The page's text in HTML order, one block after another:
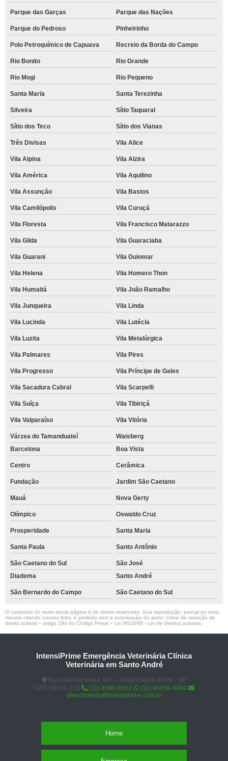
Parque das Garças Parque das Nações
Parque do Pedroso Pinheirinho
Polo Petroquímico de Capuava Recreio da Borda do Campo
Rio Bonito Rio Grande
Rio Mogi Rio Pequeno
Santa Maria Santa Terezinha
Silveira Sítio Taquaral
Sítio dos Teco Sítio dos Vianas
Três Divisas Vila Alice
Vila Alpina Vila Alzira
Vila América Vila Aquilino
Vila Assunção Vila Bastos
Vila Camilópolis Vila Curuçá
Vila Floresta Vila Francisco Matarazzo
Vila Gilda Vila Guaraciaba
Vila Guarani Vila Guiomar
Vila Helena Vila Homero Thon
Vila Humaitá Vila João Ramalho
Vila Junqueira Vila Linda
Vila Lucinda Vila Lutécia
Vila Luzita Vila Metalúrgica
Vila Palmares Vila Pires
Vila Progresso Vila Príncipe de Gales
Vila Sacadura Cabral Vila Scarpelli
Vila Suíça Vila Tibiriçá
Vila Valparaíso Vila Vitória
Várzea do Tamanduateí
Waisberg
Barcelona
Boa Vista
Centro Cerâmica
Fundação Jardim São Caetano
Mauá Nova Gerty
Olímpico Oswaldo Cruz
Prosperidade Santa Maria
Santa Paula Santo Antônio
São Caetano do Sul
São José
Diadema
Santo André
São Bernardo do Campo São Caetano do Sul
O conteúdo do texto desta página é de direito reservado. Sua reprodução, parcial ou total,
mesmo citando nossos links, é proibida sem a autorização do autor. Crime de violação de
direito autoral – artigo 184 do Código Penal – Lei 9610/98 - Lei de direitos autorais
IntensiPrime Emergência Veterinária Clínica
Veterinária em Santo André
Rua das Paineiras, 607 - Jardim Santo André - SP
CEP: 09070-220
(11) 4990-6553
(11) 94056-9460
atendimento@intensiprime.com.br
Home